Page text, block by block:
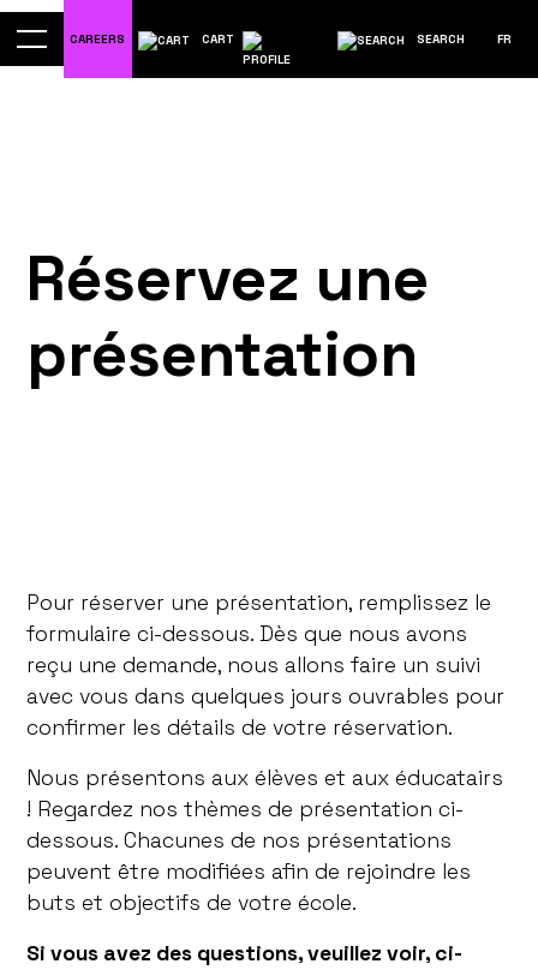
CAREERS CART SEARCH FR
Réservez une
présentation
Pour réserver une présentation, remplissez le
formulaire ci-dessous. Dès que nous avons
reçu une demande, nous allons faire un suivi
avec vous dans quelques jours ouvrables pour
confirmer les détails de votre réservation.
Nous présentons aux élèves et aux éducatairs
! Regardez nos thèmes de présentation ci-
dessous. Chacunes de nos présentations
peuvent être modifiées afin de rejoindre les
buts et objectifs de votre école.
Si vous avez des questions, veuillez voir, ci-